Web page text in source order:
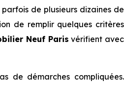
de plusieurs dizaines de
de remplir quelques critères
Neuf Paris vérifient avec
de démarches compliquées.